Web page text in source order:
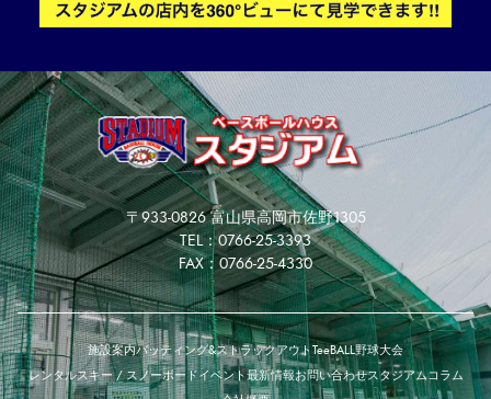
〒933-0826 富山県高岡市佐野1305
TEL：0766-25-3393
FAX：0766-25-4330
施設案内バッティング&ストラックアウトTeeBALL野球大会
レンタルスキー / スノーボードイベント最新情報お問い合わせスタジアムコラム